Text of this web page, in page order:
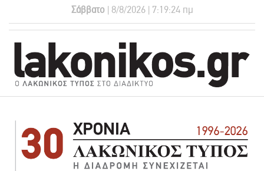
Σάββατο| 8/8/2026 | 7:19:24 πμ